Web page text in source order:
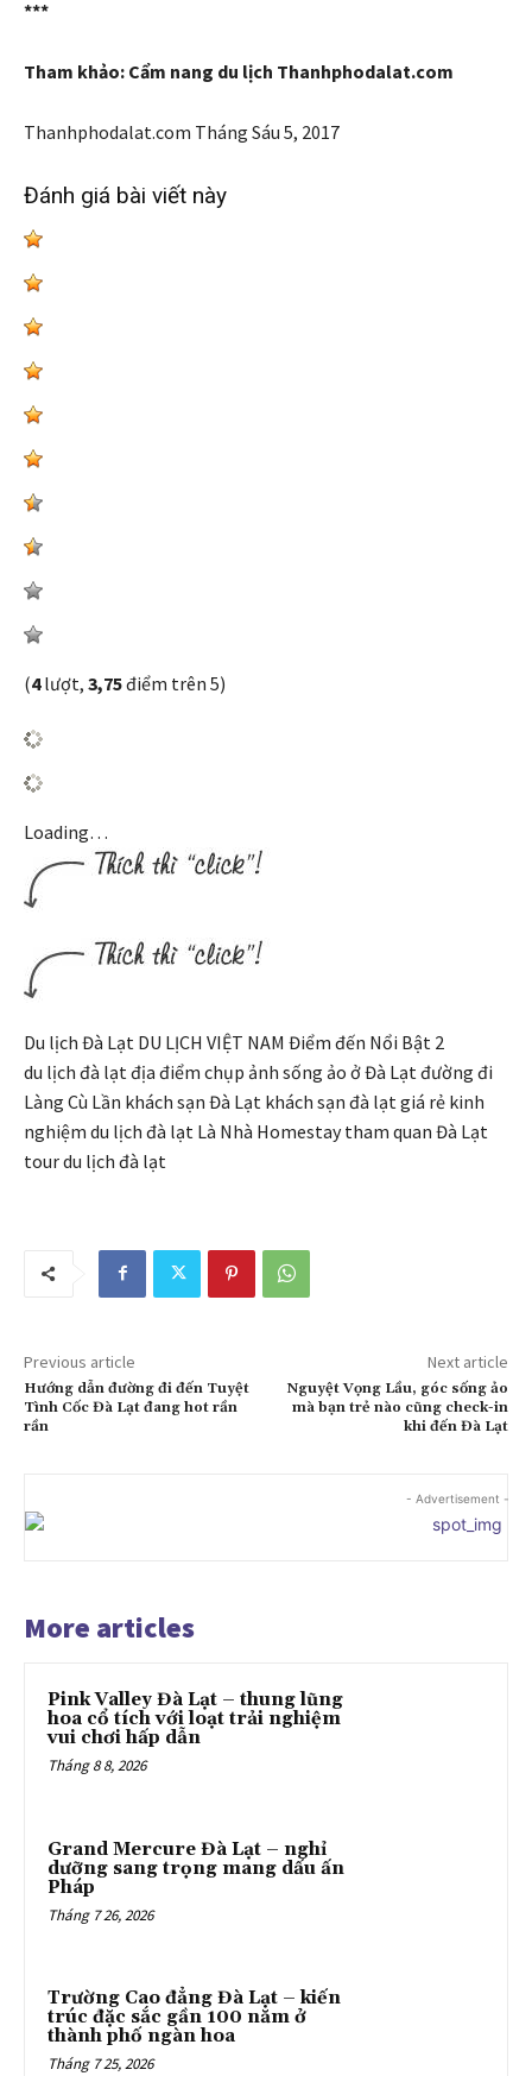
***
Tham khảo: Cẩm nang du lịch Thanhphodalat.com
Thanhphodalat.com Tháng Sáu 5, 2017
Đánh giá bài viết này
(4lượt, 3,75điểm trên 5)
Loading…
Du lịch Đà Lạt DU LỊCH VIỆT NAM Điểm đến Nổi Bật 2
du lịch đà lạt địa điểm chụp ảnh sống ảo ở Đà Lạt đường đi
Làng Cù Lần khách sạn Đà Lạt khách sạn đà lạt giá rẻ kinh
nghiệm du lịch đà lạt Là Nhà Homestay tham quan Đà Lạt
tour du lịch đà lạt
Previous article
Hướng dẫn đường đi đến Tuyệt
Tình Cốc Đà Lạt đang hot rần
rần
Next article
Nguyệt Vọng Lầu, góc sống ảo
mà bạn trẻ nào cũng check-in
khi đến Đà Lạt
- Advertisement -
More articles
Pink Valley Đà Lạt – thung lũng
hoa cổ tích với loạt trải nghiệm
vui chơi hấp dẫn
Tháng 8 8, 2026
Grand Mercure Đà Lạt – nghỉ
dưỡng sang trọng mang dấu ấn
Pháp
Tháng 7 26, 2026
Trường Cao đẳng Đà Lạt – kiến
trúc đặc sắc gần 100 năm ở
thành phố ngàn hoa
Tháng 7 25, 2026